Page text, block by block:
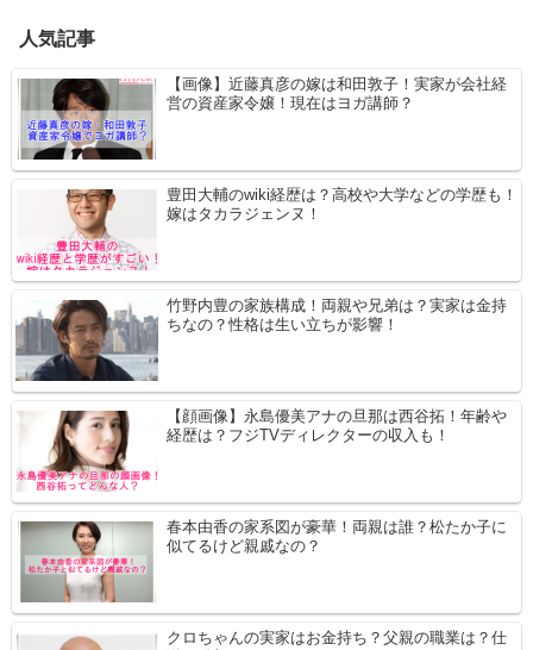
人気記事
【画像】近藤真彦の嫁は和田敦子！実家が会社経
営の資産家令嬢！現在はヨガ講師？
豊田大輔のwiki経歴は？高校や大学などの学歴も！
嫁はタカラジェンヌ！
竹野内豊の家族構成！両親や兄弟は？実家は金持
ちなの？性格は生い立ちが影響！
【顔画像】永島優美アナの旦那は西谷拓！年齢や
経歴は？フジTVディレクターの収入も！
春本由香の家系図が豪華！両親は誰？松たか子に
似てるけど親戚なの？
クロちゃんの実家はお金持ち？父親の職業は？仕